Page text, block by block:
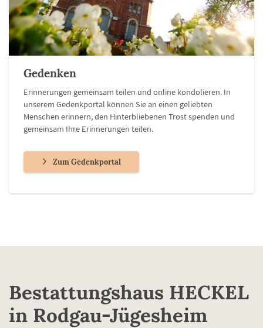
Gedenken
Erinnerungen gemeinsam teilen und online kondolieren. In
unserem Gedenkportal können Sie an einen geliebten
Menschen erinnern, den Hinterbliebenen Trost spenden und
gemeinsam Ihre Erinnerungen teilen.
Zum Gedenkportal
Bestattungshaus HECKEL
in Rodgau-Jügesheim